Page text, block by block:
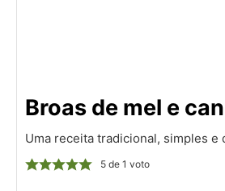
Broas de mel e
Uma receita tradicional, simples e
5de 1 voto